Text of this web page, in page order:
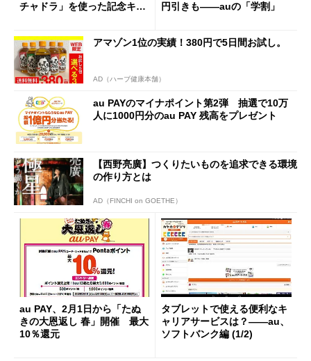
チャドラ」を使った記念キャ
円引きも――auの「学割」
アマゾン1位の実績！380円で5日間お試し。
AD（ハーブ健康本舗）
au PAYのマイナポイント第2弾 抽選で10万
人に1000円分のau PAY 残高をプレゼント
【西野亮廣】つくりたいものを追求できる環境
の作り方とは
AD（FINCHI on GOETHE）
au PAY、2月1日から「たぬ
きの大恩返し 春」開催 最大
10％還元
タブレットで使える便利なキ
ャリアサービスは？――au、
ソフトバンク編 (1/2)